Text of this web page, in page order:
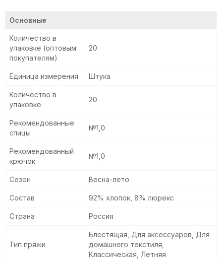
Основные
Количество в
упаковке (оптовым
покупателям)
20
Единица измерения Штука
Количество в
упаковке
20
Рекомендованные
спицы
№1,0
Рекомендованный
крючок
№1,0
Сезон Весна-лето
Состав 92% хлопок, 8% люрекс
Страна Россия
Тип пряжи
Блестящая, Для аксессуаров, Для
домашнего текстиля,
Классическая, Летняя